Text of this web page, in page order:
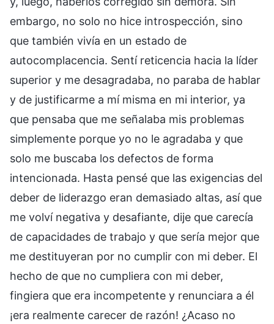
embargo, no solo no hice introspección, sino
que también vivía en un estado de
autocomplacencia. Sentí reticencia hacia la líder
superior y me desagradaba, no paraba de hablar
y de justificarme a mí misma en mi interior, ya
que pensaba que me señalaba mis problemas
simplemente porque yo no le agradaba y que
solo me buscaba los defectos de forma
intencionada. Hasta pensé que las exigencias del
deber de liderazgo eran demasiado altas, así que
me volví negativa y desafiante, dije que carecía
de capacidades de trabajo y que sería mejor que
me destituyeran por no cumplir con mi deber. El
hecho de que no cumpliera con mi deber,
fingiera que era incompetente y renunciara a él
¡era realmente carecer de razón! ¿Acaso no